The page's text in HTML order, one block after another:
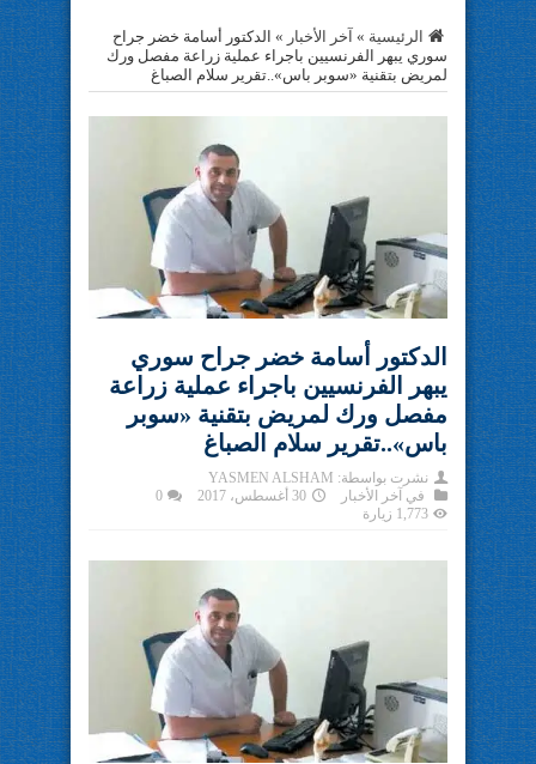
الرئيسية » آخر الأخبار » الدكتور أسامة خضر جراح
سوري يبهر الفرنسيين باجراء عملية زراعة مفصل ورك
لمريض بتقنية «سوبر باس»..تقرير سلام الصباغ
الدكتور أسامة خضر جراح سوري
يبهر الفرنسيين باجراء عملية زراعة
مفصل ورك لمريض بتقنية «سوبر
باس»..تقرير سلام الصباغ
نشرت بواسطة: YASMEN ALSHAM
في آخر الأخبار 30 أغسطس، 2017
0
1,773 زيارة